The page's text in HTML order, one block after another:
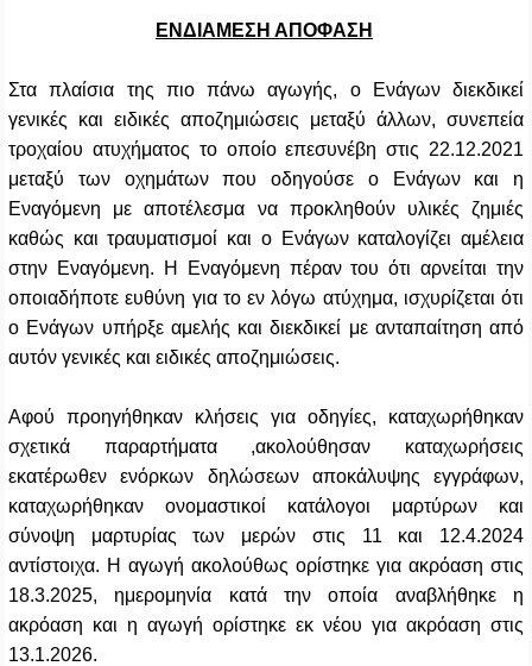
ΕΝΔΙΑΜΕΣΗ ΑΠΟΦΑΣΗ
Στα πλαίσια της πιο πάνω αγωγής, ο Ενάγων διεκδικεί
γενικές και ειδικές αποζημιώσεις μεταξύ άλλων, συνεπεία
τροχαίου ατυχήματος το οποίο επεσυνέβη στις 22.12.2021
μεταξύ των οχημάτων που οδηγούσε ο Ενάγων και η
Εναγόμενη με αποτέλεσμα να προκληθούν υλικές ζημιές
καθώς και τραυματισμοί και ο Ενάγων καταλογίζει αμέλεια
στην Εναγόμενη. Η Εναγόμενη πέραν του ότι αρνείται την
οποιαδήποτε ευθύνη για το εν λόγω ατύχημα, ισχυρίζεται ότι
ο Ενάγων υπήρξε αμελής και διεκδικεί με ανταπαίτηση από
αυτόν γενικές και ειδικές αποζημιώσεις.
Αφού προηγήθηκαν κλήσεις για οδηγίες, καταχωρήθηκαν
σχετικά παραρτήματα ,ακολούθησαν καταχωρήσεις
εκατέρωθεν ενόρκων δηλώσεων αποκάλυψης εγγράφων,
καταχωρήθηκαν ονομαστικοί κατάλογοι μαρτύρων και
σύνοψη μαρτυρίας των μερών στις 11 και 12.4.2024
αντίστοιχα. Η αγωγή ακολούθως ορίστηκε για ακρόαση στις
18.3.2025, ημερομηνία κατά την οποία αναβλήθηκε η
ακρόαση και η αγωγή ορίστηκε εκ νέου για ακρόαση στις
13.1.2026.